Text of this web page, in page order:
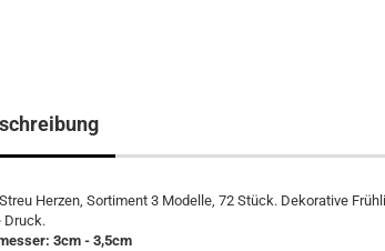
Herzen, Sortiment 3 Modelle, 72 Stück. Dekorative
Druck.
3cm - 3,5cm